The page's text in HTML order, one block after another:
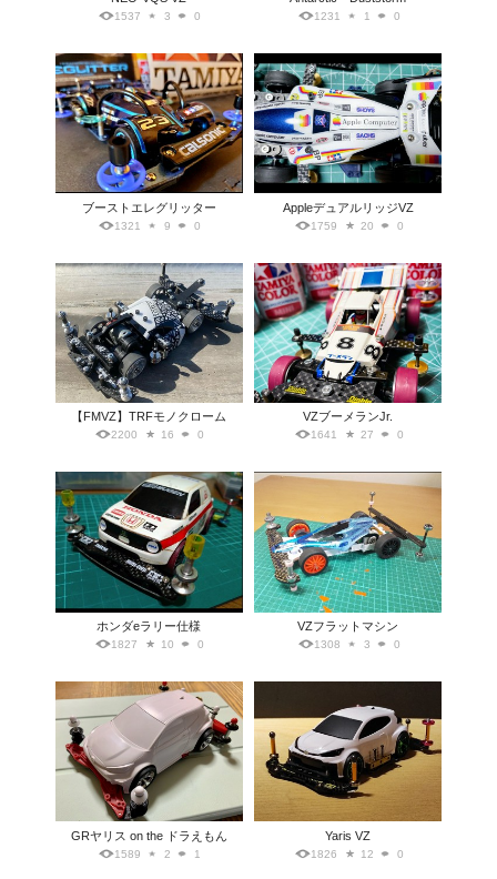
1537 3 0 1231 1 0
ブーストエレグリッター
1321 9 0
AppleデュアルリッジVZ
1759 20 0
【FMVZ】TRFモノクローム
2200 16 0
VZブーメランJr.
1641 27 0
ホンダeラリー仕様
1827 10 0
VZフラットマシン
1308 3 0
GRヤリス on the ドラえもん
1589 2 1
Yaris VZ
1826 12 0